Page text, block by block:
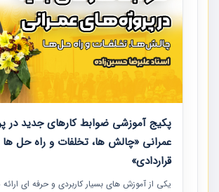
پکیج آموزشی ضوابط کارهای جدید در
عمرانی «چالش ها، تخلفات و راه حل
قراردادی»
یکی از آموزش‏‏‏‏‏‏ های بسیار کاربردی و حرفه‏ ای